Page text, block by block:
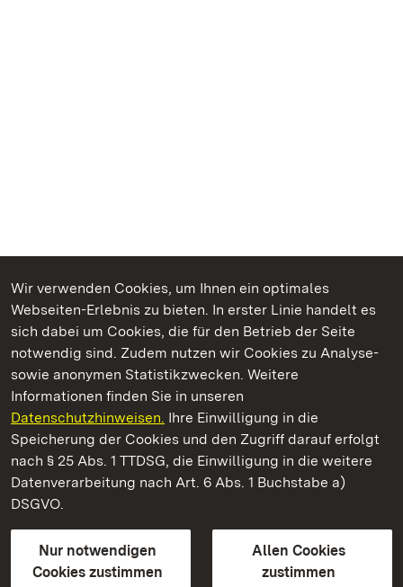
Wir verwenden Cookies, um Ihnen ein optimales
Webseiten-Erlebnis zu bieten. In erster Linie handelt es
sich dabei um Cookies, die für den Betrieb der Seite
notwendig sind. Zudem nutzen wir Cookies zu Analyse-
sowie anonymen Statistikzwecken. Weitere
Informationen finden Sie in unseren
Datenschutzhinweisen. Ihre Einwilligung in die
Speicherung der Cookies und den Zugriff darauf erfolgt
nach § 25 Abs. 1 TTDSG, die Einwilligung in die weitere
Datenverarbeitung nach Art. 6 Abs. 1 Buchstabe a)
DSGVO.
Nur notwendigen
Cookies zustimmen
Allen Cookies
zustimmen
Kommen. Staunen. Genießen.
Staatliche Schlösser und Gärten Baden‑Württemberg
Staatliche Schlösser und Gärten Baden-Württemberg
Kontakt
GebärdenspracheLeichte Sprache
Erklärung zur Barrierefreiheit
BITV-konform (geprüfte Seiten)